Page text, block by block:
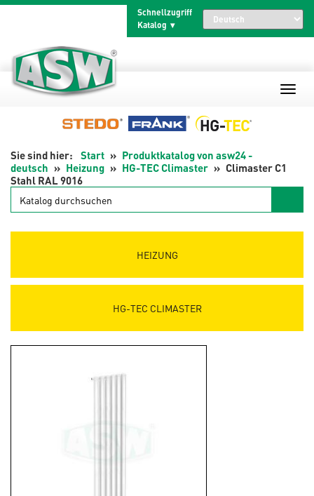
Schnellzugriff
Katalog
Start
Produktkatalog von asw24 -
deutsch
Heizung HG-TEC Climaster
Climaster C1
Stahl RAL 9016
Katalog
durchsuchen
HEIZUNG
HG-TEC CLIMASTER